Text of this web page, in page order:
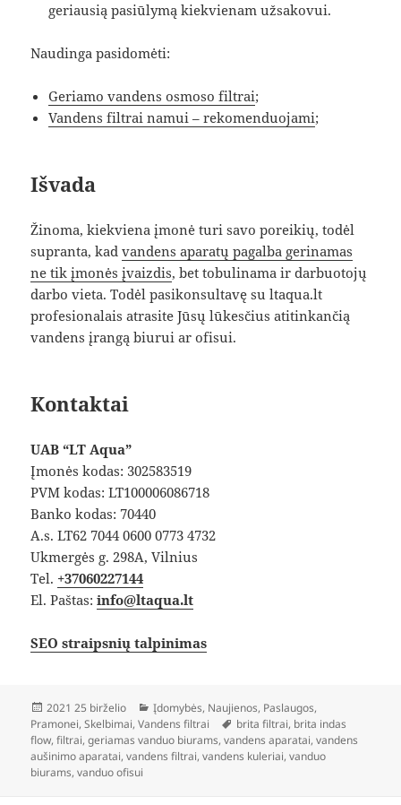
geriausią pasiūlymą kiekvienam užsakovui.
Naudinga pasidomėti:
Geriamo vandens osmoso filtrai;
Vandens filtrai namui – rekomenduojami;
Išvada
Žinoma, kiekviena įmonė turi savo poreikių, todėl
supranta, kadvandens aparatų pagalba gerinamas
ne tik įmonės įvaizdis, bet tobulinama ir darbuotojų
darbo vieta. Todėl pasikonsultavę su ltaqua.lt
profesionalais atrasite Jūsų lūkesčius atitinkančią
vandens įrangą biurui ar ofisui.
Kontaktai
UAB “LT Aqua”
Įmonės kodas: 302583519
PVM kodas: LT100006086718
Banko kodas: 70440
A.s. LT62 7044 0600 0773 4732
Ukmergės g. 298A, Vilnius
Tel. +37060227144
El. Paštas:info@ltaqua.lt
SEO straipsnių talpinimas
Paskelbta
2021 25 birželio Kategorijos
Įdomybės, Naujienos, Paslaugos,
Pramonei,Skelbimai,Vandens filtrai Žymos
brita filtrai, brita indas
flow,filtrai,geriamas vanduo biurams,vandens aparatai,vandens
aušinimo aparatai,vandens filtrai,vandens kuleriai,vanduo
biurams,vanduo ofisui